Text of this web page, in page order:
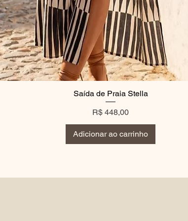
Saída de Praia Stella
Preço
R$ 448,00
Adicionar ao carrinho